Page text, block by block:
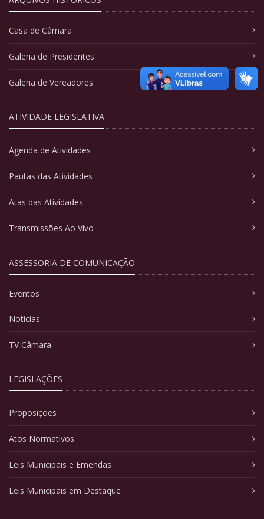
Casa de Câmara
Galeria de Presidentes
Galeria de Vereadores
ATIVIDADE LEGISLATIVA
Agenda de Atividades
Pautas das Atividades
Atas das Atividades
Transmissões Ao Vivo
ASSESSORIA DE COMUNICAÇÃO
Eventos
Notícias
TV Câmara
LEGISLAÇÕES
Proposições
Atos Normativos
Leis Municipais e Emendas
Leis Municipais em Destaque